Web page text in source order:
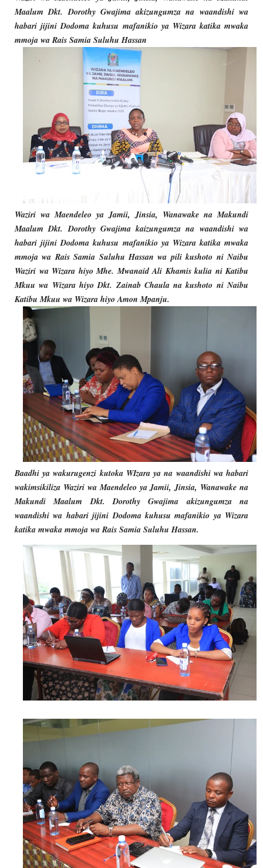
Maalum Dkt. Dorothy Gwajima akizungumza na waandishi wa
habari jijini Dodoma kuhusu mafanikio ya Wizara katika mwaka
mmoja wa Rais Samia Suluhu Hassan
Waziri wa Maendeleo ya Jamii, Jinsia, Wanawake na Makundi
Maalum Dkt. Dorothy Gwajima kaizungumza na waandishi wa
habari jijini Dodoma kuhusu mafanikio ya Wizara katika mwaka
mmoja wa Rais Samia Suluhu Hassan wa pili kushoto ni Naibu
Waziri wa Wizara hiyo Mhe. Mwanaid Ali Khamis kulia ni Katibu
Mkuu wa Wizara hiyo Dkt. Zainab Chaula na kushoto ni Naibu
Katibu Mkuu wa Wizara hiyo Amon Mpanju.
Baadhi ya wakurugenzi kutoka WIzara ya na waandishi wa habari
wakimsikiliza Waziri wa Maendeleo ya Jamii, Jinsia, Wanawake na
Makundi Maalum Dkt. Dorothy Gwajima akizungumza na
waandishi wa habari jijini Dodoma kuhusu mafanikio ya Wizara
katika mwaka mmoja wa Rais Samia Suluhu Hassan.